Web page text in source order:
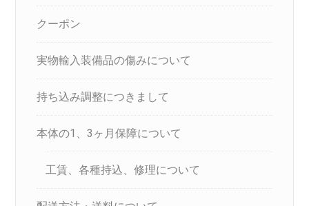
クーポン
実物輸入装備品の傷みについて
持ち込み調整につきまして
本体の1、3ヶ月保障について
工賃、各種持込、修理について